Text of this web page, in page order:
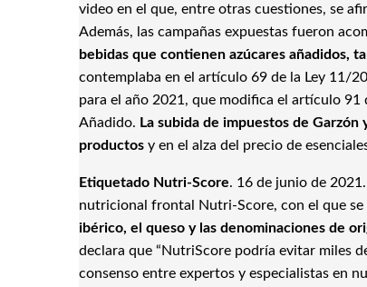
video en el que, entre otras cuestiones, se
Además, las campañas expuestas fueron
bebidas que contienen azúcares añadidos,
contemplaba en el artículo 69 de la Ley 11/
para el año 2021, que modifica el artículo
Añadido. La subida de impuestos de
productos y en el alza del precio de
Etiquetado Nutri-Score. 16 de junio de
nutricional frontal Nutri-Score, con el que
ibérico, el queso y las denominaciones de
declara que “NutriScore podría evitar miles
consenso entre expertos y especialistas en